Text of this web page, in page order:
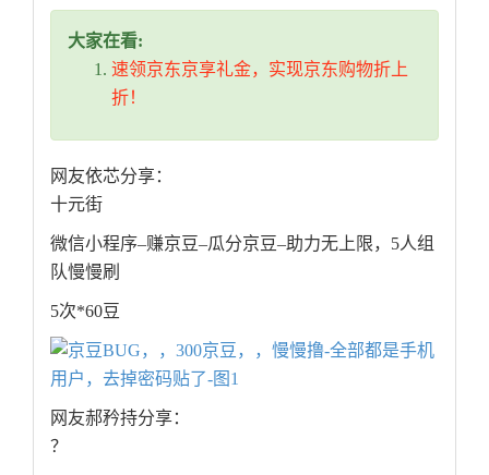
大家在看:
速领京东京享礼金，实现京东购物折上
折！
网友依芯分享：
十元街
微信小程序–赚京豆–瓜分京豆–助力无上限，5人组
队慢慢刷
5次*60豆
网友郝矜持分享：
？